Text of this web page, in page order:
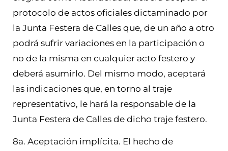
protocolo de actos oficiales dictaminado por
la Junta Festera de Calles que, de un año a otro
podrá sufrir variaciones en la participación o
no de la misma en cualquier acto festero y
deberá asumirlo. Del mismo modo, aceptará
las indicaciones que, en torno al traje
representativo, le hará la responsable de la
Junta Festera de Calles de dicho traje festero.
8a. Aceptación implícita. El hecho de